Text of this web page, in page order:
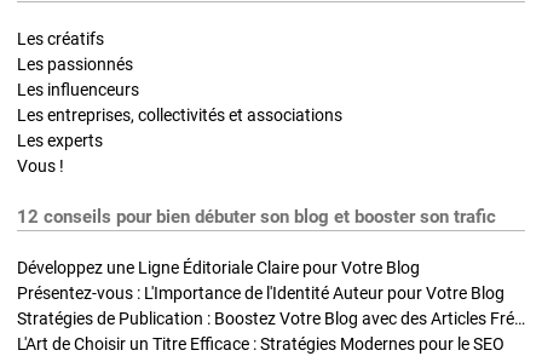
Les créatifs
Les passionnés
Les influenceurs
Les entreprises, collectivités et associations
Les experts
Vous !
12 conseils pour bien débuter son blog et booster son trafic
Développez une Ligne Éditoriale Claire pour Votre Blog
Présentez-vous : L'Importance de l'Identité Auteur pour Votre Blog
Stratégies de Publication : Boostez Votre Blog avec des Articles Fréquents et Exclusifs
L'Art de Choisir un Titre Efficace : Stratégies Modernes pour le SEO